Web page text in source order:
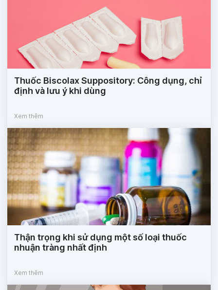
Thuốc Biscolax Suppository: Công dụng, chỉ
định và lưu ý khi dùng
Xem thêm
Thận trọng khi sử dụng một số loại thuốc
nhuận tràng nhất định
Xem thêm